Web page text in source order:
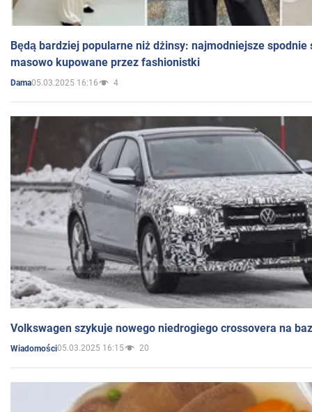
Będą bardziej popularne niż dżinsy: najmodniejsze spodnie
masowo kupowane przez fashionistki
Dama05.03.2025 16:16 4
Volkswagen szykuje nowego niedrogiego crossovera na
Wiadomości05.03.2025 16:15 20